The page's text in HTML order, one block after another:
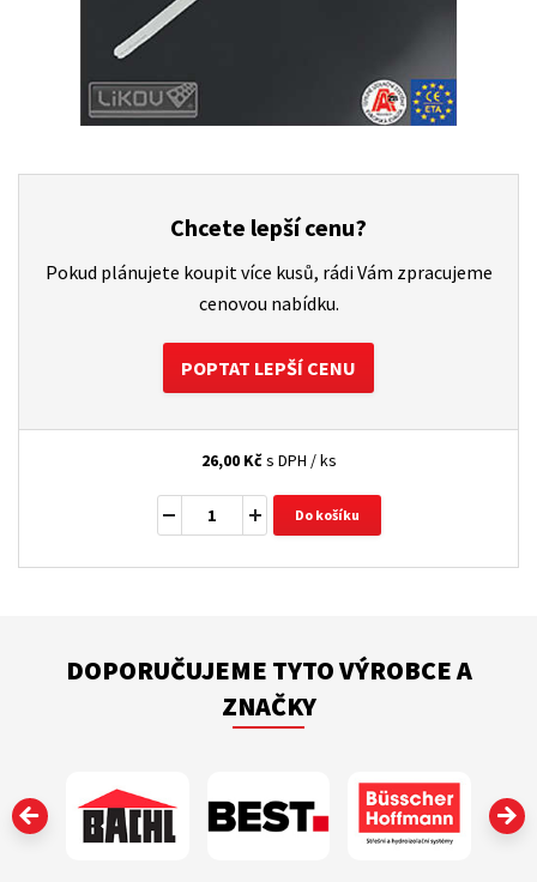
Chcete lepší cenu?
Pokud plánujete koupit více kusů, rádi Vám zpracujeme
cenovou nabídku.
POPTAT LEPŠÍ CENU
26,00 Kčs DPH / ks
Do košíku
DOPORUČUJEME TYTO VÝROBCE A
ZNAČKY
‹